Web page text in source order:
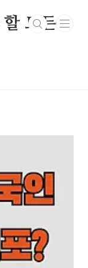
모든